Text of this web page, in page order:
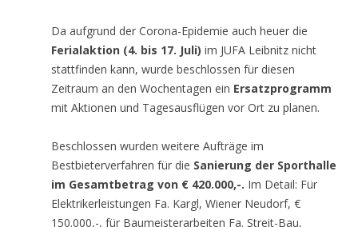
Da aufgrund der Corona-Epidemie auch heuer die
Ferialaktion (4. bis 17. Juli) im JUFA Leibnitz nicht
stattfinden kann, wurde beschlossen für diesen
Zeitraum an den Wochentagen ein Ersatzprogramm
mit Aktionen und Tagesausflügen vor Ort zu planen.
Beschlossen wurden weitere Aufträge im
Bestbieterverfahren für die Sanierung der Sporthalle
im Gesamtbetrag von € 420.000,-. Im Detail: Für
Elektrikerleistungen Fa. Kargl, Wiener Neudorf, €
150.000,-, für Baumeisterarbeiten Fa. Streit-Bau,